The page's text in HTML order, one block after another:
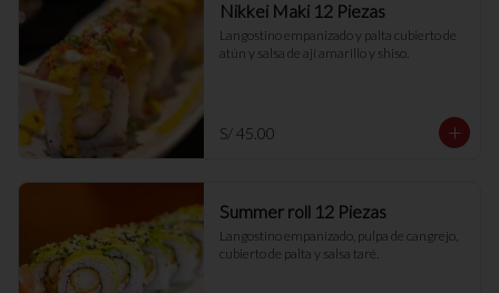
Nikkei Maki 12 Piezas
Langostino empanizado y palta cubierto de
atún y salsa de ají amarillo y shiso.
S/ 45.00
Summer roll 12 Piezas
Langostino empanizado, pulpa de cangrejo,
cubierto de palta y salsa taré.